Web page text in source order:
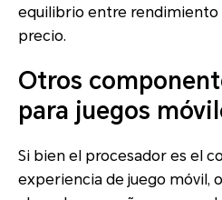
equilibrio entre rendimiento
precio.
Otros
para juegos
Si bien el procesador es el
experiencia de juego móvil,